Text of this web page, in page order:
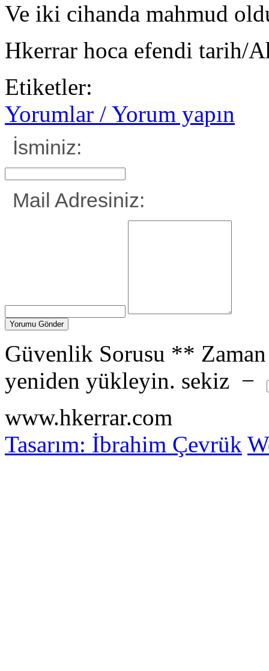
Ve iki cihanda mahmud
Hkerrar hoca efendi tarih/
Etiketler:
Yorumlar / Yorum yapın
İsminiz:
Mail Adresiniz:
Güvenlik Sorusu **
yeniden yükleyin. sekiz −
www.hkerrar.com
Tasarım: İbrahim Çevrük